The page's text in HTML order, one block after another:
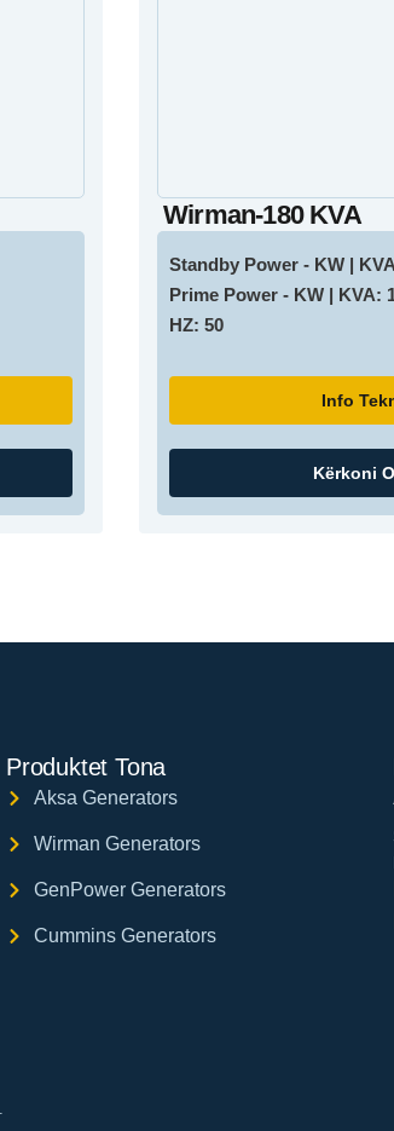
Wirman-180 KVA
Standby Power - KW |
Prime Power - KW | KVA:
HZ: 50
Info
Kërkoni
Produktet Tona
Aksa Generators
Wirman Generators
GenPower Generators
Cummins Generators